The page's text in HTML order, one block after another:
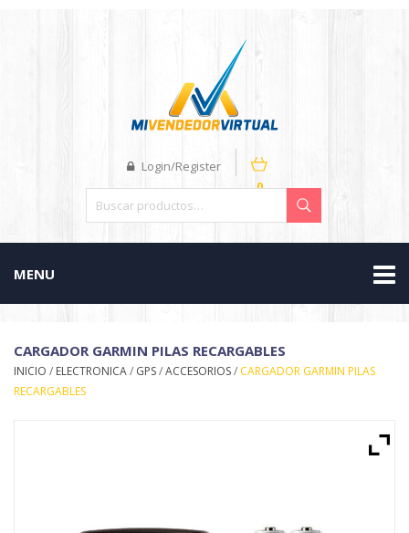
0
Login/Register
MENU
CARGADOR GARMIN PILAS RECARGABLES
INICIO / ELECTRONICA/ GPS/ACCESORIOS/ CARGADOR GARMIN PILAS
RECARGABLES